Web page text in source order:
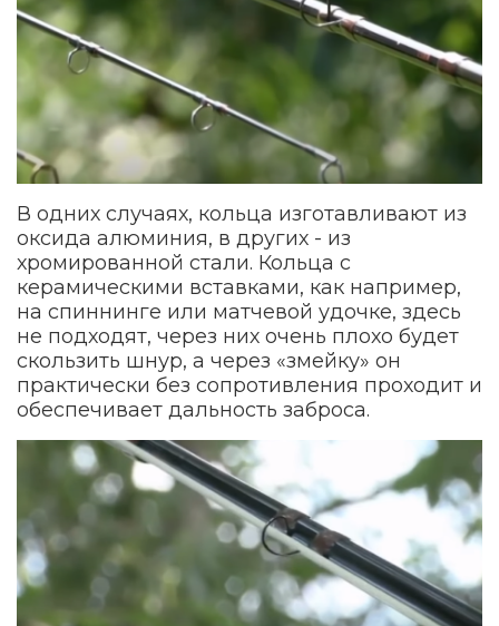
В одних случаях, кольца изготавливают из
оксида алюминия, в других - из
хромированной стали. Кольца с
керамическими вставками, как например,
на спиннинге или матчевой удочке, здесь
не подходят, через них очень плохо будет
скользить шнур, а через «змейку» он
практически без сопротивления проходит и
обеспечивает дальность заброса.